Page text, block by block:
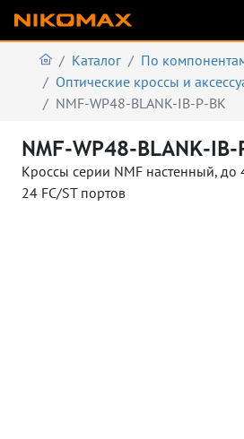
Каталог
По
Оптические кроссы и
NMF-WP48-BLANK-IB-P-BK
NMF-WP48-BLANK-IB-
Кроссы серии NMF настенный, до
24 FC/ST портов